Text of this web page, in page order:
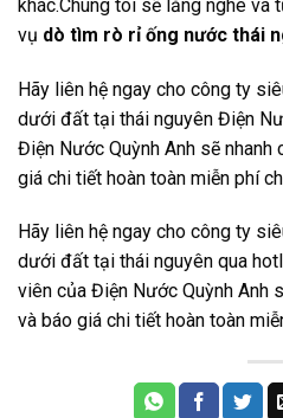
khác.Chúng tôi sẽ lắng nghe và
vụ dò tìm rò rỉ ống nước thái
Hãy liên hệ ngay cho công ty
dưới đất tại thái nguyên Điện
Điện Nước Quỳnh Anh sẽ
giá chi tiết hoàn toàn miễn phí
Hãy liên hệ ngay cho công ty
dưới đất tại thái nguyên qua
viên của Điện Nước Quỳnh Anh
và báo giá chi tiết hoàn toàn